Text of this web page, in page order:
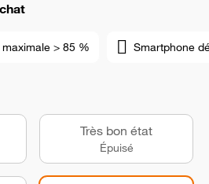
> 85 % Smartphone
Très bon état
Épuisé